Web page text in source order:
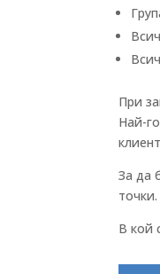
При
Най-
За да
В кой